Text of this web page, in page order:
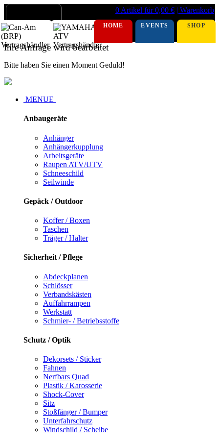
0 Artikel für 0,00 € | Warenkorb
HOME EVENTS SHOP
Ihre Anfrage wird bearbeitet
Bitte haben Sie einen Moment Geduld!
MENUE
Anbaugeräte
Anhänger
Anhängerkupplung
Arbeitsgeräte
Raupen ATV/UTV
Schneeschild
Seilwinde
Gepäck / Outdoor
Koffer / Boxen
Taschen
Träger / Halter
Sicherheit / Pflege
Abdeckplanen
Schlösser
Verbandskästen
Auffahrrampen
Werkstatt
Schmier- / Betriebsstoffe
Schutz / Optik
Dekorsets / Sticker
Fahnen
Nerfbars Quad
Plastik / Karosserie
Shock-Cover
Sitz
Stoßfänger / Bumper
Unterfahrschutz
Windschild / Scheibe